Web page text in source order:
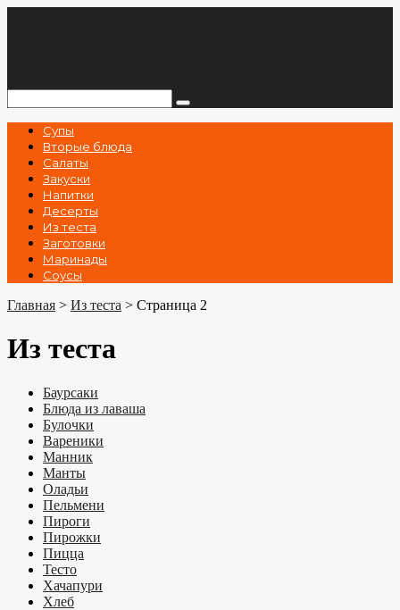
Супы
Вторые блюда
Салаты
Закуски
Напитки
Десерты
Из теста
Заготовки
Маринады
Соусы
Главная > Из теста > Страница 2
Из теста
Баурсаки
Блюда из лаваша
Булочки
Вареники
Манник
Манты
Оладьи
Пельмени
Пироги
Пирожки
Пицца
Тесто
Хачапури
Хлеб